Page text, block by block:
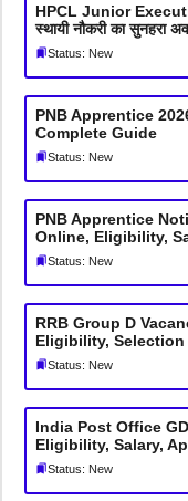
HPCL Junior
स्थायी नौकरी का सुनहरा
Status: New
PNB Apprentice
Complete Guide
Status: New
PNB Apprentice
Online, Eligibility,
Status: New
RRB Group D
Eligibility, Selection
Status: New
India Post Office
Eligibility, Salary,
Status: New